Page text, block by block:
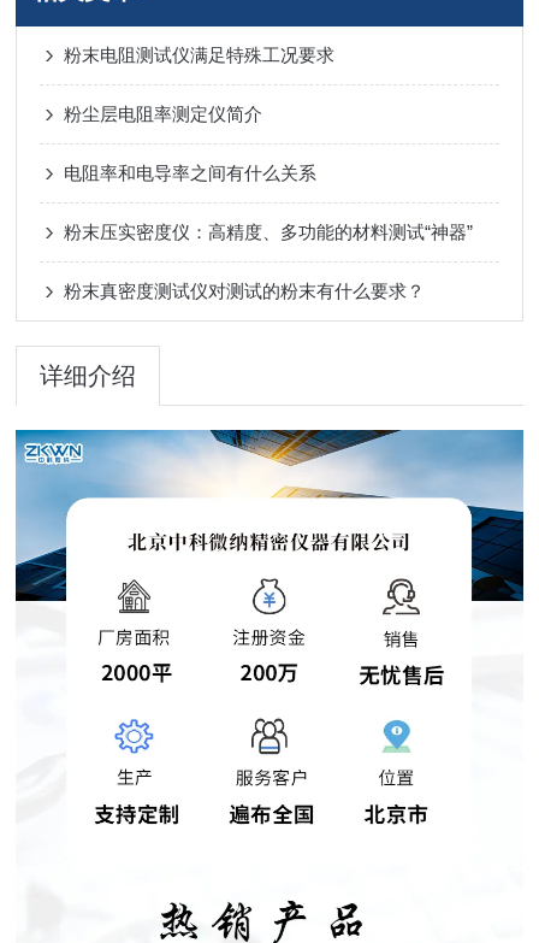
粉末电阻测试仪满足特殊工况要求
粉尘层电阻率测定仪简介
电阻率和电导率之间有什么关系
粉末压实密度仪：高精度、多功能的材料测试“神器”
粉末真密度测试仪对测试的粉末有什么要求？
详细介绍